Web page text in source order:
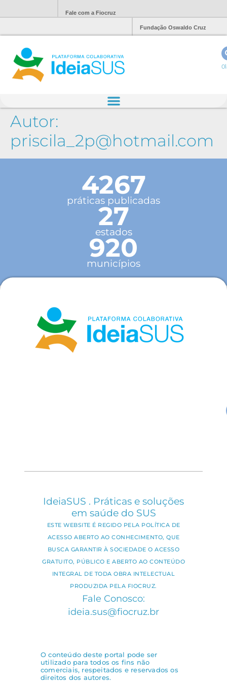
Fale com a Fiocruz
Fundação Oswaldo Cruz
Autor:
priscila_2p@hotmail.com
4267
práticas publicadas
27
estados
920
municípios
IdeiaSUS . Práticas e soluções
em saúde do SUS
ESTE WEBSITE É REGIDO PELA POLÍTICA DE
ACESSO ABERTO AO CONHECIMENTO, QUE
BUSCA GARANTIR À SOCIEDADE O ACESSO
GRATUITO, PÚBLICO E ABERTO AO CONTEÚDO
INTEGRAL DE TODA OBRA INTELECTUAL
PRODUZIDA PELA FIOCRUZ.
Fale Conosco:
ideia.sus@fiocruz.br
O conteúdo deste portal pode ser
utilizado para todos os fins não
comerciais, respeitados e reservados os
direitos dos autores.